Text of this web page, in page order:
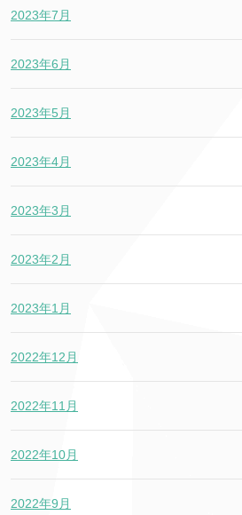
2023年7月
2023年6月
2023年5月
2023年4月
2023年3月
2023年2月
2023年1月
2022年12月
2022年11月
2022年10月
2022年9月